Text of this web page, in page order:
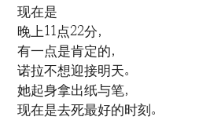
现在是
晚上11点22分，
有一点是肯定的，
诺拉不想迎接明天。
她起身拿出纸与笔，
现在是去死最好的时刻。